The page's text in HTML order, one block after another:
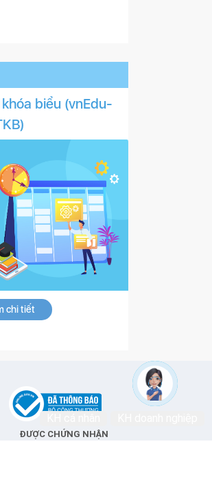
biểu (vnEdu-
chi tiết
ĐƯỢC CHỨNG NHẬN